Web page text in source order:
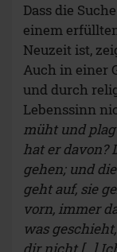
Dass die
einem
Neuzeit ist,
Auch in einer
und durch
Lebenssinn
müht und
hat er davon?
gehen; und
geht auf, sie
vorn, immer
was